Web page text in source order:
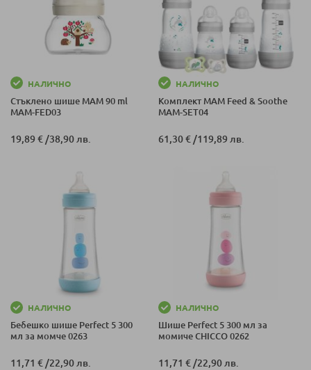
НАЛИЧНО
Стъклено шише MAM 90 ml
MAM-FED03
19,89 € /38,90 лв.
НАЛИЧНО
Комплект MAM Feed & Soothe
MAM-SET04
61,30 € /119,89 лв.
НАЛИЧНО
Бебешко шише Perfect 5 300
мл за момче 0263
11,71 €/22,90 лв.
НАЛИЧНО
Шише Perfect 5 300 мл за
момиче CHICCO 0262
11,71 €/22,90 лв.